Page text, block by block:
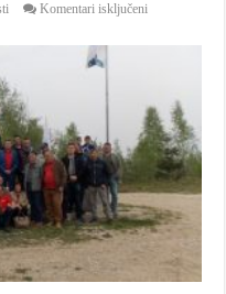
Komentari isključeni
Armije
RBiH